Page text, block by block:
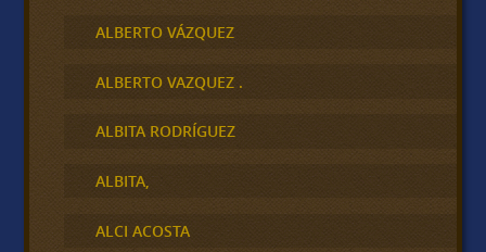
ALBERTO VÁZQUEZ
ALBERTO VAZQUEZ .
ALBITA RODRÍGUEZ
ALBITA,
ALCI ACOSTA